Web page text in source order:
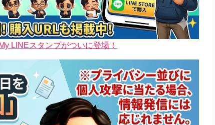
LINEスタンプがついに登場！